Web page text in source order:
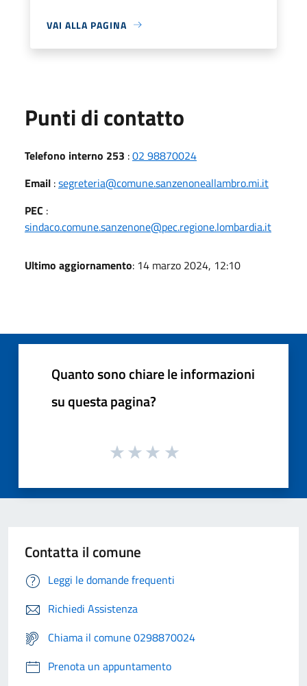
VAI ALLA PAGINA
Punti di contatto
Telefono interno 253 :02 98870024
Email :segreteria@comune.sanzenoneallambro.mi.it
PEC :
sindaco.comune.sanzenone@pec.regione.lombardia.it
Ultimo aggiornamento: 14 marzo 2024, 12:10
Quanto sono chiare le informazioni
su questa pagina?
Contatta il comune
Leggi le domande frequenti
Richiedi Assistenza
Chiama il comune 0298870024
Prenota un appuntamento